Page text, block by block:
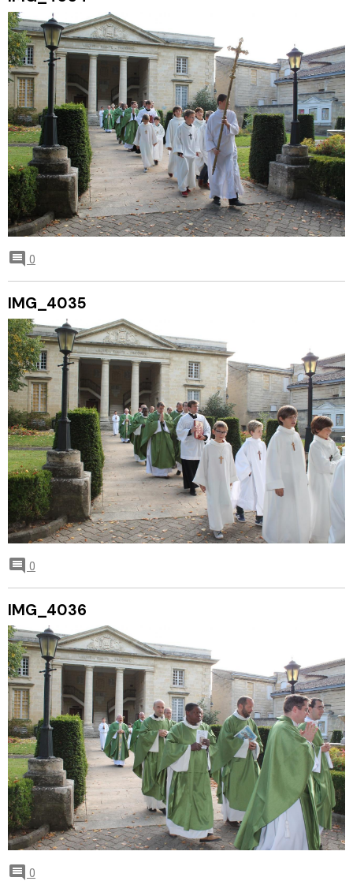
0
IMG_4035
0
IMG_4036
0